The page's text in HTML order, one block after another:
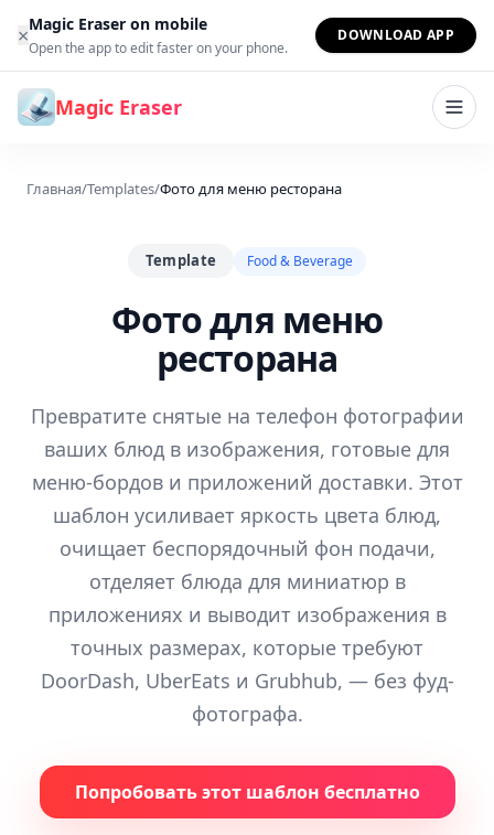
Перейти к содержимому
×Magic Eraser on mobile
Open the app to edit faster on your phone.
DOWNLOAD APP
Magic Eraser
Главная/Templates/Фото для меню ресторана
Template Food & Beverage
Фото для меню
ресторана
Превратите снятые на телефон фотографии
ваших блюд в изображения, готовые для
меню-бордов и приложений доставки. Этот
шаблон усиливает яркость цвета блюд,
очищает беспорядочный фон подачи,
отделяет блюда для миниатюр в
приложениях и выводит изображения в
точных размерах, которые требуют
DoorDash, UberEats и Grubhub, — без фуд-
фотографа.
Попробовать этот шаблон бесплатно